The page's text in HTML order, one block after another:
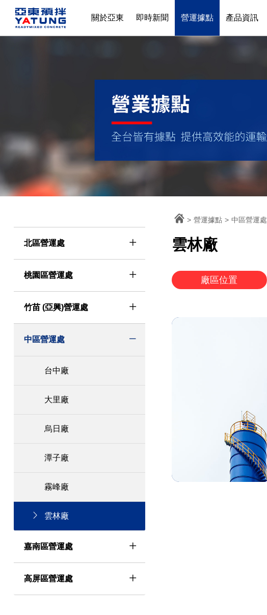
關於亞東 即時新聞 營運據點 產品資訊
北區營運處
桃園區營運處
竹苗 (亞興)營運處
中區營運處
台中廠
大里廠
烏日廠
潭子廠
霧峰廠
雲林廠
嘉南區營運處
高屏區營運處
> 營運據點 > 中區營運處
雲林廠
廠區位置